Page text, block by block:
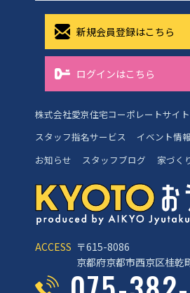
ACCESS 〒615-8086
京都府京都市西京区桂乾
新規会員登録はこちら
ログインはこちら
株式会社愛京住宅コーポレートサイト
スタッフ指名サービス
イベント情報
お知らせ
スタッフブログ 家づく